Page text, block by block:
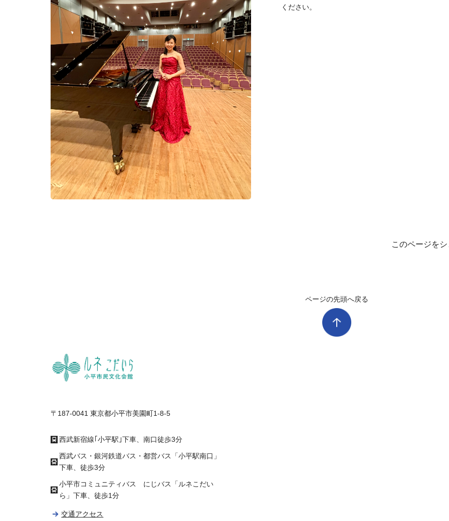
ください。
このページを
ページの先頭へ戻る
〒187-0041 東京都小平市美園町1-8-5
西武新宿線｢小平駅｣下車、南口徒歩3分
西武バス・銀河鉄道バス・都営バス「小平駅南口」
下車、徒歩3分
小平市コミュニティバス にじバス「ルネこだい
ら」下車、徒歩1分
交通アクセス